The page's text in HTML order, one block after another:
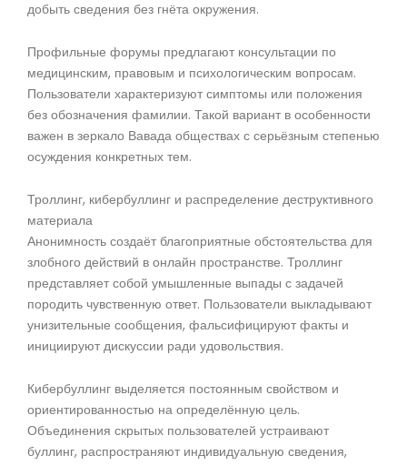
добыть сведения без гнёта окружения.
Профильные форумы предлагают консультации по
медицинским, правовым и психологическим вопросам.
Пользователи характеризуют симптомы или положения
без обозначения фамилии. Такой вариант в особенности
важен в зеркало Вавада обществах с серьёзным степенью
осуждения конкретных тем.
Троллинг, кибербуллинг и распределение деструктивного
материала
Анонимность создаёт благоприятные обстоятельства для
злобного действий в онлайн пространстве. Троллинг
представляет собой умышленные выпады с задачей
породить чувственную ответ. Пользователи выкладывают
унизительные сообщения, фальсифицируют факты и
инициируют дискуссии ради удовольствия.
Кибербуллинг выделяется постоянным свойством и
ориентированностью на определённую цель.
Объединения скрытых пользователей устраивают
буллинг, распространяют индивидуальную сведения,